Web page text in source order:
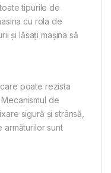
tipurile de
cu rola de
și lăsați mașina să
poate rezista
de
sigură și strânsă,
armăturilor sunt